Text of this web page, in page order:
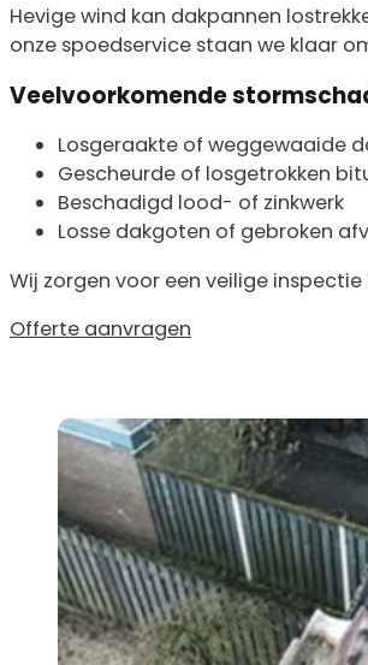
Hevige wind kan dakpannen
onze spoedservice staan we klaar
Veelvoorkomende
Losgeraakte of weggewaaide
Gescheurde of losgetrokken
Beschadigd lood- of zinkwerk
Losse dakgoten of gebroken
Wij zorgen voor een veilige
Offerte aanvragen